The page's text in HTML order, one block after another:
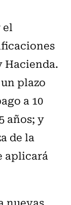
el
Hacienda.
plazo
a 10
años; y
de la
aplicará